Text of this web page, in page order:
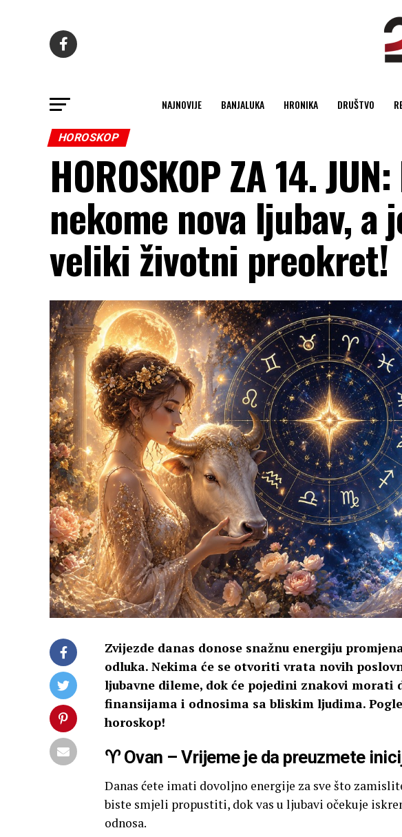
NAJNOVIJE BANJALUKA HRONIKA DRUŠTVO
HOROSKOP
HOROSKOP ZA 14.
nekome nova ljubav, a
veliki životni preokret!
Zvijezde danas donose snažnu energiju
odluka. Nekima će se otvoriti vrata novih
ljubavne dileme, dok će pojedini znakovi morati
finansijama i odnosima sa bliskim ljudima.
horoskop!
♈ Ovan – Vrijeme je da preuzmete
Danas ćete imati dovoljno energije za sve što
biste smjeli propustiti, dok vas u ljubavi očekuje
odnosa.